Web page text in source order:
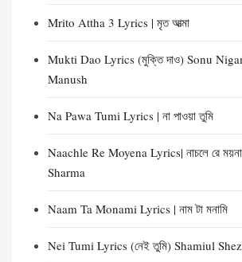
Mrito Attha 3 Lyrics | মৃত আত্মা
Mukti Dao Lyrics (মুক্তি দাও) Sonu
Manush
Na Pawa Tumi Lyrics | না পাওয়া তুমি
Naachle Re Moyena Lyrics| নাচলে রে
Sharma
Naam Ta Monami Lyrics | নাম টা মনামি
Nei Tumi Lyrics (নেই তুমি) Shamiul